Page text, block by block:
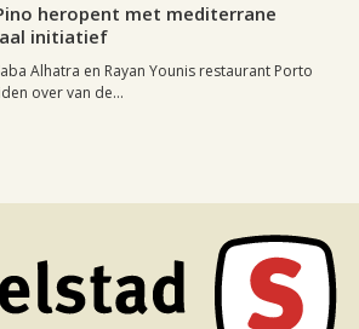
heropent met mediterrane
initiatief
Alhatra en Rayan Younis restaurant Porto
over van de...